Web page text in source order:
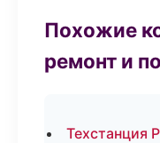
Похожие
ремонт и
Техстанция